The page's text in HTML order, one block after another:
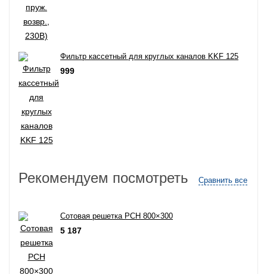
Фильтр кассетный для круглых каналов KKF 125
999
Рекомендуем посмотреть Сравнить все
Сотовая решетка РСН 800×300
5 187